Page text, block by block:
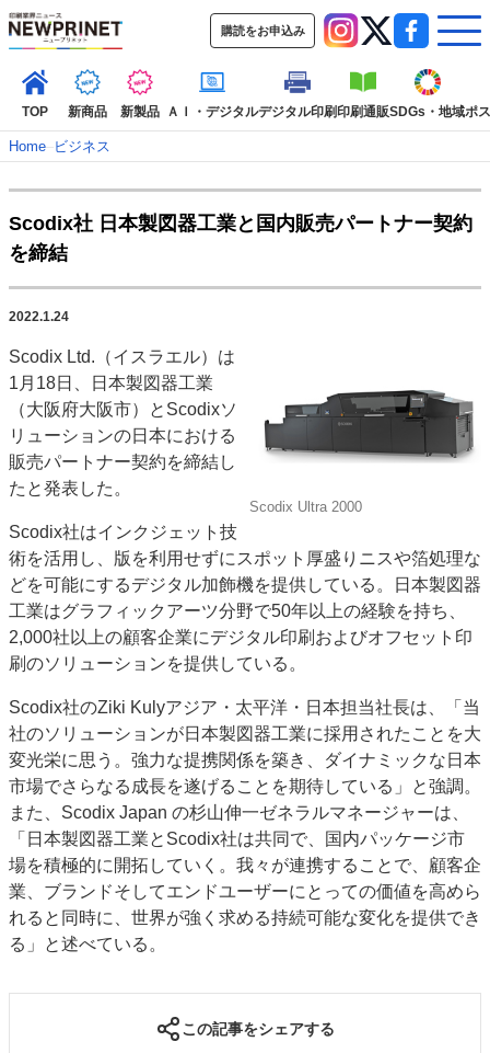
購読をお申込み
TOP 新商品 新製品 ＡＩ・デジタルデジタル印刷印刷通販SDGs・地域ポ
TOP
インタビュー
SDGs・地域
ポストプレス
市場・統計
人事・移転・異動・訃報
特集記事カテゴリー一覧
2022 見える化・MIS特集
特集・デジタル印刷 アイデアで勝負！ ～多様なビジネス・多彩な商材～
JAPAN PACK 2023 特集
中古印刷機・製本機特集
特集・デジタル印刷 ～ 新成長軌道を描く
案内
発刊案内
JFPI印刷用語集 印刷機材年鑑
運営
会社案内
購読・購入申し込み
サイトポリシー
お問い合わせ
Home–ビジネス
Scodix社 日本製図器工業と国内販売パートナー契約
を締結
2022.1.24
Scodix Ultra 2000
Scodix Ltd.（イスラエル）は
1月18日、日本製図器工業
（大阪府大阪市）とScodixソ
リューションの日本における
販売パートナー契約を締結し
たと発表した。
Scodix社はインクジェット技
術を活用し、版を利用せずにスポット厚盛りニスや箔処理な
どを可能にするデジタル加飾機を提供している。日本製図器
工業はグラフィックアーツ分野で50年以上の経験を持ち、
2,000社以上の顧客企業にデジタル印刷およびオフセット印
刷のソリューションを提供している。
Scodix社のZiki Kulyアジア・太平洋・日本担当社長は、「当
社のソリューションが日本製図器工業に採用されたことを大
変光栄に思う。強力な提携関係を築き、ダイナミックな日本
市場でさらなる成長を遂げることを期待している」と強調。
また、Scodix Japan の杉山伸一ゼネラルマネージャーは、
「日本製図器工業とScodix社は共同で、国内パッケージ市
場を積極的に開拓していく。我々が連携することで、顧客企
業、ブランドそしてエンドユーザーにとっての価値を高めら
れると同時に、世界が強く求める持続可能な変化を提供でき
る」と述べている。
この記事をシェアする